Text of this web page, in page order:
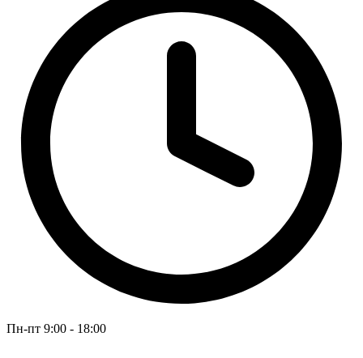
Пн-пт 9:00 - 18:00